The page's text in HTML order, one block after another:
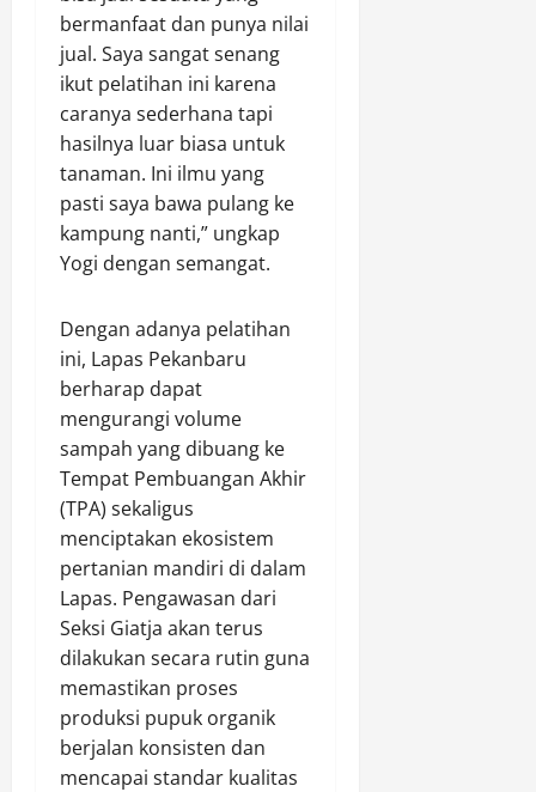
bermanfaat dan punya nilai
jual. Saya sangat senang
ikut pelatihan ini karena
caranya sederhana tapi
hasilnya luar biasa untuk
tanaman. Ini ilmu yang
pasti saya bawa pulang ke
kampung nanti,” ungkap
Yogi dengan semangat.
Dengan adanya pelatihan
ini, Lapas Pekanbaru
berharap dapat
mengurangi volume
sampah yang dibuang ke
Tempat Pembuangan Akhir
(TPA) sekaligus
menciptakan ekosistem
pertanian mandiri di dalam
Lapas. Pengawasan dari
Seksi Giatja akan terus
dilakukan secara rutin guna
memastikan proses
produksi pupuk organik
berjalan konsisten dan
mencapai standar kualitas